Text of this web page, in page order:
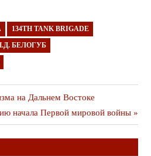
134TH TANK BRIGADE
БЕЛОГУБ
на Дальнем Востоке
начала Первой мировой войны